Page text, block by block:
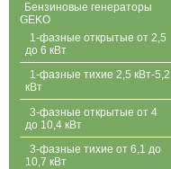
Бензиновые генераторы
GEKO
1-фазные открытые от 2,5
до 6 кВт
1-фазные тихие 2,5 кВт-5,2
кВт
3-фазные открытые от 4
до 10,4 кВт
3-фазные тихие от 6,1 до
10,7 кВт